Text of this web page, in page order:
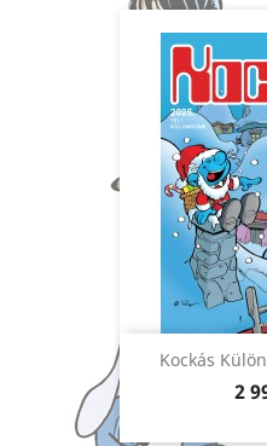
Kockás
Ár
2